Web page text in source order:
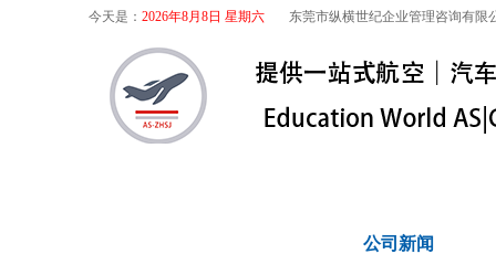
今天是： 2026年8月8日 星期六 东莞市纵横世纪企业管理咨询有限
公司新闻